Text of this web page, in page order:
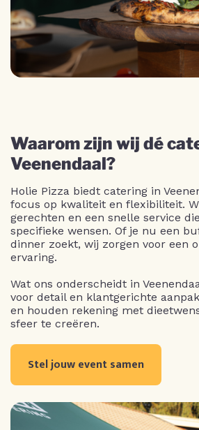
Waarom zijn wij dé
Veenendaal?
Holie Pizza biedt catering in
focus op kwaliteit en flexibiliteit.
gerechten en een snelle service
specifieke wensen. Of je nu een
dinner zoekt, wij zorgen voor een
ervaring.
Wat ons onderscheidt in
voor detail en klantgerichte
en houden rekening met
sfeer te creëren.
Stel jouw event samen